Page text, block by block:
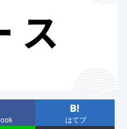
はてブ